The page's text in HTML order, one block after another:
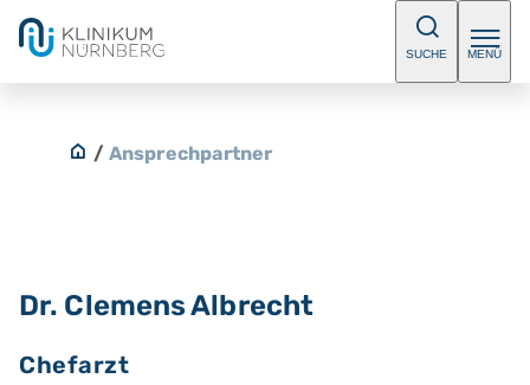
SUCHE MENÜ
/ Ansprechpartner
Dr. Clemens Albrecht
Chefarzt